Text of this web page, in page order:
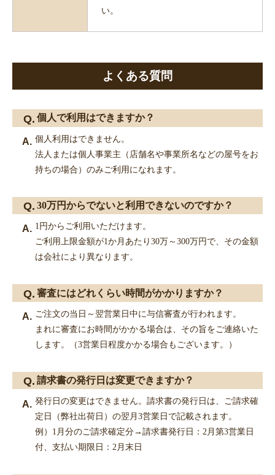
い。
よくある質問
個人で利用はできますか？
個人利用はできません。
法人または個人事業主（店舗名や事業所名などの屋号をお
持ちの場合）のみご利用になれます。
30万円からでないと利用できないのですか？
1円からご利用いただけます。
ご利用上限金額が1か月あたり30万～300万円で、その金額
は会社により異なります。
審査にはどれくらい時間がかかりますか？
ご注文の当日～翌営業日中に与信審査が行われます。
まれに審査にお時間がかかる場合は、その旨をご連絡いた
します。（3営業日程度かかる場合もございます。）
請求書の発行日は変更できますか？
発行日の変更はできません。請求書の発行日は、ご請求確
定日（弊社出荷日）の翌月3営業日で記載されます。
例）1月分のご請求確定分→請求書発行日：2月第3営業日
付、支払い期限日：2月末日